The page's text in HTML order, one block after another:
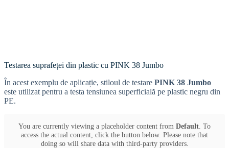
Testarea suprafeței din plastic cu PINK 38 Jumbo
În acest exemplu de aplicație, stiloul de testare PINK 38 Jumbo
este utilizat pentru a testa tensiunea superficială pe plastic negru din
PE.
You are currently viewing a placeholder content from Default . To
access the actual content, click the button below. Please note that
doing so will share data with third-party providers.